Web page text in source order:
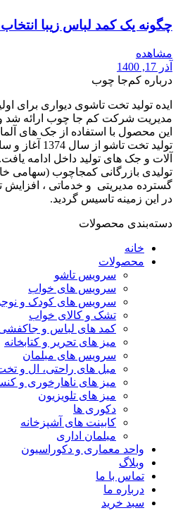
چگونه یک کمد لباس زیبا
مشاهده
آذر 17, 1400
درباره کم‌جا چوب
ایده تولید تخت تاشوی دیواری برای
این محصول با استفاده از جک های
تولیدی بازرگانی کمجاچوب
گسترده مدیریتی و خدماتی ، افزایش
در این زمینه تاسیس گردید.
دسته‌بندی محصولات
خانه
محصولات
سرویس تاشو
سرویس های خواب
سرویس های کودک و
تشک و کالای خواب
کمد های لباس و
میز های تحریر و کتابخانه
سرویس های مبلمان
مبل های راحتی، ال و
میز های ناهارخوری و
میز های تلویزیون
دکوری ها
کابینت های آشپزخانه
مبلمان اداری
واحد معماری و دکوراسیون
وبلاگ
تماس با ما
درباره ما
سبد خرید